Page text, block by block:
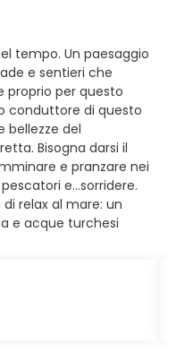
tempo. Un paesaggio
e sentieri che
proprio per questo
conduttore di questo
bellezze del
Bisogna darsi il
e pranzare nei
e…sorridere.
relax al mare: un
e acque turchesi